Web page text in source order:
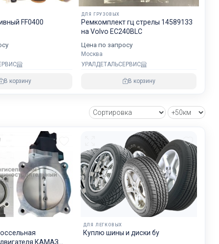
на
FF0400
В корзину
ДЛЯ ГРУЗОВЫХ
Ремкомплект гц стрелы 14589133
на Volvo EC240BLC
Цена по запросу
Москва
УРАЛДЕТАЛЬСЕРВИС
В корзину
КАМАЗ
ДЛЯ ЛЕГКОВЫХ
Куплю шины и диски бу